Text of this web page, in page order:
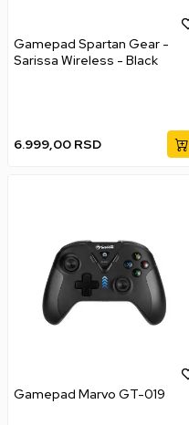
Gamepad Spartan Gear -
Sarissa Wireless - Black
6.999,00 RSD
Gamepad Marvo GT-019